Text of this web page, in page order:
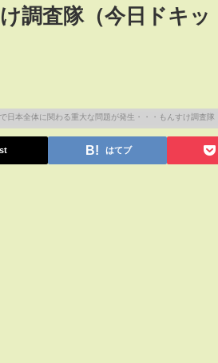
調査隊（今日ドキッ
はてブ